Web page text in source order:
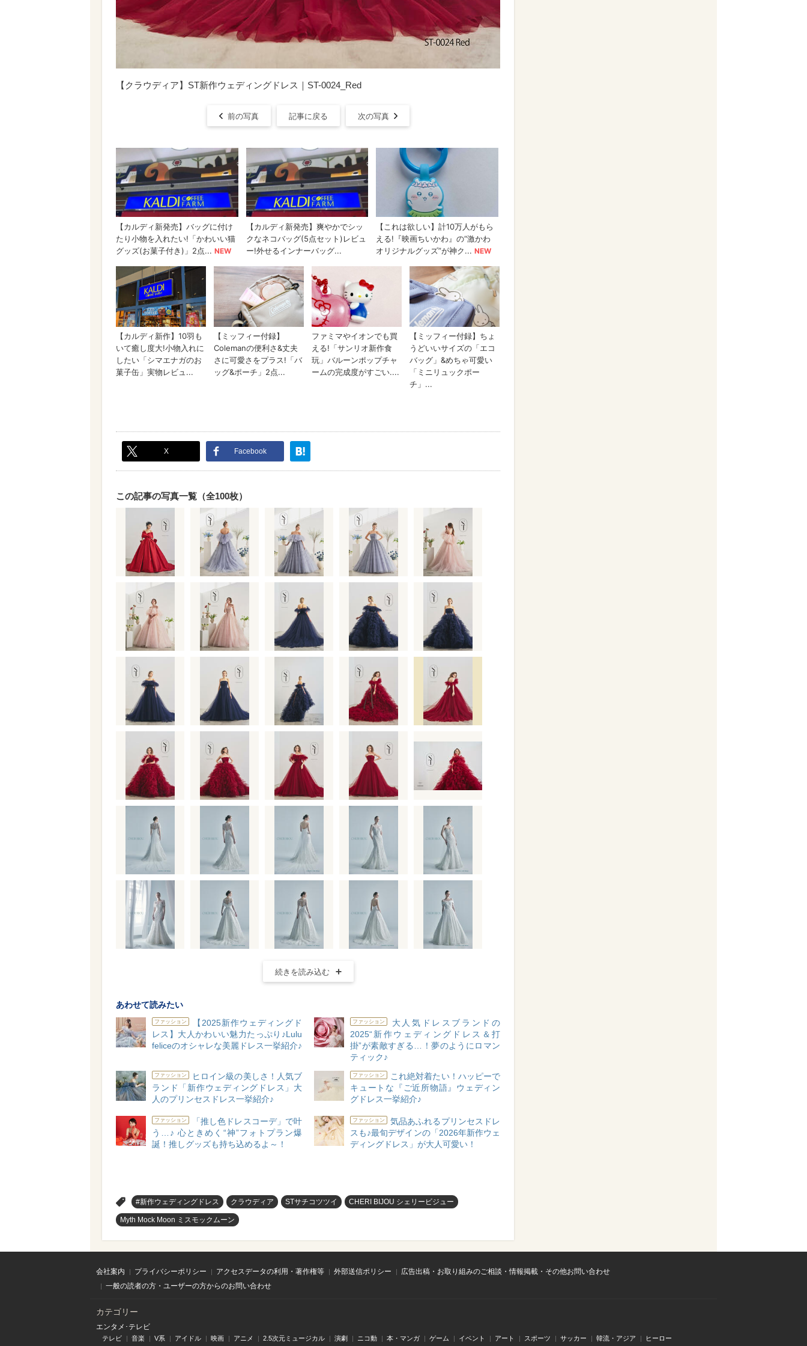
【クラウディア】ST新作ウェディングドレス｜ST-0024_Red
前の写真 記事に戻る 次の写真
X Facebook
この記事の写真一覧（全100枚）
続きを読み込む
あわせて読みたい
ファッション
【2025新作ウェディングド
レス】大人かわいい魅力たっぷり♪Lulu
feliceのオシャレな美麗ドレス一挙紹介♪
ファッション
大人気ドレスブランドの
2025“新作ウェディングドレス＆打
掛”が素敵すぎる…！夢のようにロマン
ティック♪
ファッション
ヒロイン級の美しさ！人気ブ
ランド「新作ウェディングドレス」大
人のプリンセスドレス一挙紹介♪
ファッション
これ絶対着たい！ハッピーで
キュートな『ご近所物語』ウェディン
グドレス一挙紹介♪
ファッション
「推し色ドレスコーデ」で叶
う…♪ 心ときめく“神”フォトプラン爆
誕！推しグッズも持ち込めるよ～！
ファッション
気品あふれるプリンセスドレ
スも♪最旬デザインの「2026年新作ウェ
ディングドレス」が大人可愛い！
#新作ウェディングドレス クラウディア STサチコツツイ CHERI BIJOU シェリービジュー
Myth Mock Moon ミスモックムーン
会社案内 プライバシーポリシー アクセスデータの利用・著作権等 外部送信ポリシー
広告出稿・お取り組みのご相談・情報掲載・その他お問い合わせ
一般の読者の方・ユーザーの方からのお問い合わせ
カテゴリー
エンタメ･テレビ
テレビ 音楽 V系 アイドル 映画 アニメ 2.5次元ミュージカル 演劇 ニコ動 本・マンガ ゲーム イベント アート スポーツ サッカー 韓流・アジア ヒーロー